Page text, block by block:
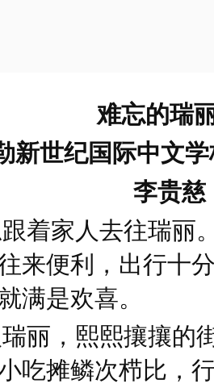
难忘的瑞
新世纪国际中文
李贵慈
着家人去往瑞丽
来便利，出行十
满是欢喜。
，熙熙攘攘的
吃摊鳞次栉比，